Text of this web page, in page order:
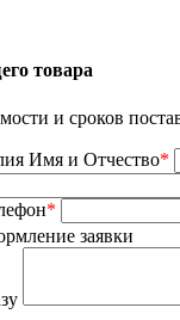
товара
и сроков
Имя и Отчество*
*
заявки